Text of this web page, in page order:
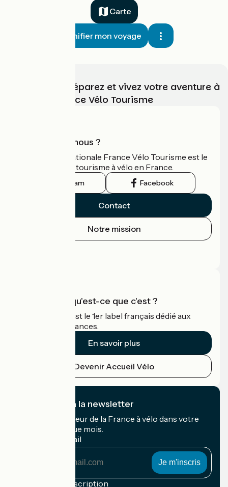
Carte
Planifier mon voyage
Choisissez, préparez et vivez votre aventure à
vélo avec France Vélo Tourisme
Qui sommes-nous ?
L'association nationale France Vélo Tourisme est le
guide officiel du tourisme à vélo en France.
Instagram Facebook
Contact
Notre mission
Accueil Vélo qu'est-ce que c'est ?
Accueil Vélo c'est le 1er label français dédié aux
cyclistes en vacances.
En savoir plus
Devenir Accueil Vélo
Je m'abonne à la newsletter
Recevez le meilleur de la France à vélo dans votre
boîte mail chaque mois.
Mon adresse mail
Conditions d'inscription